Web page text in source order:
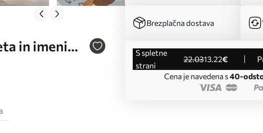
in imeni
Brezplačna dostava
s spletne
strani
22.0313.22€
Cena je navedena s40-